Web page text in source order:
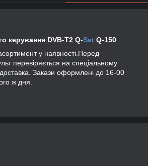
керування DVB-T2 Q-Sat Q-150
у наявності.Перед
перевіряється на спеціальному
Закази оформлені до 16-00
ж дня.